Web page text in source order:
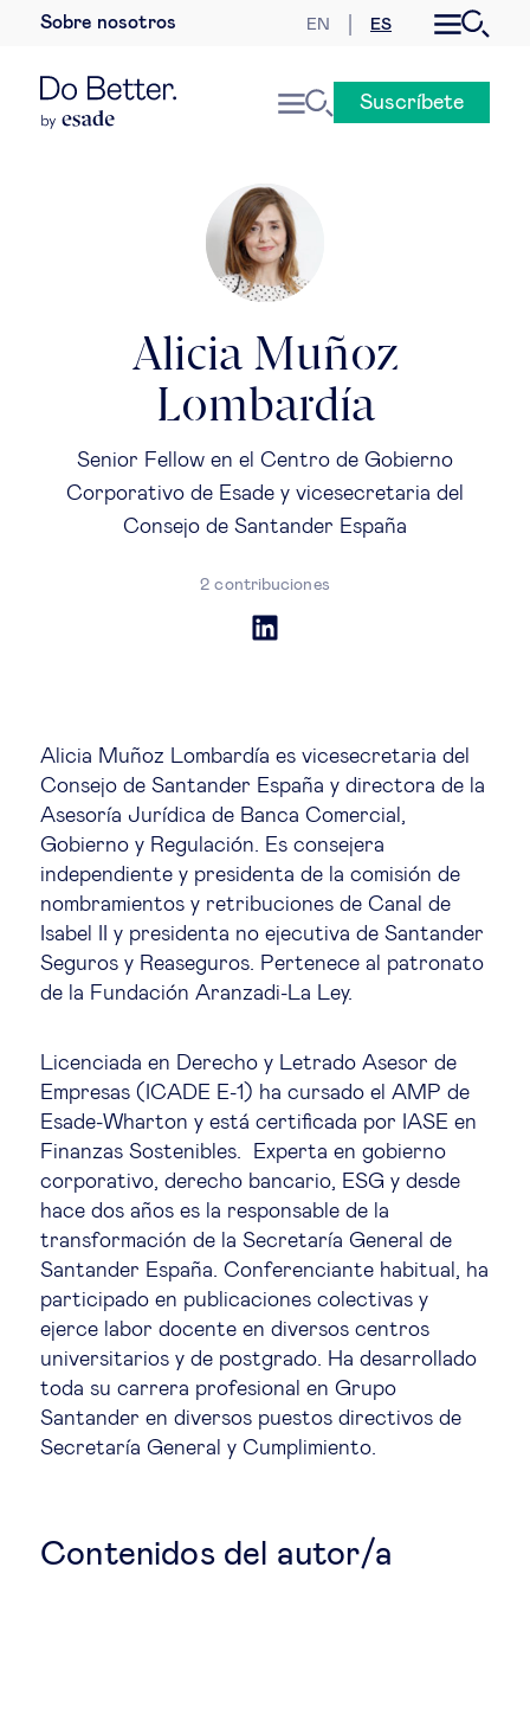
Sobre nosotros EN ES
Economía internacional
Geopolítica & riesgos globales
Gobernanza global
Empresa
Derecho empresarial
Estrategia & modelos de negocio
Mujeres & negocios
Innovación y tecnología
Cambio tecnológico &
transformación digital
Datos & ciencias del comportamiento
Educación del futuro
Emprendimiento
Tecnología jurídica
Social
Cohesión social & integración
Gestión de la diversidad
Tecnología & personas
Suscríbete
Alicia Muñoz
Lombardía
Senior Fellow en el Centro de Gobierno
Corporativo de Esade y vicesecretaria del
Consejo de Santander España
2 contribuciones
Alicia Muñoz Lombardía es vicesecretaria del
Consejo de Santander España y directora de la
Asesoría Jurídica de Banca Comercial,
Gobierno y Regulación. Es consejera
independiente y presidenta de la comisión de
nombramientos y retribuciones de Canal de
Isabel II y presidenta no ejecutiva de Santander
Seguros y Reaseguros. Pertenece al patronato
de la Fundación Aranzadi-La Ley.
Licenciada en Derecho y Letrado Asesor de
Empresas (ICADE E-1) ha cursado el AMP de
Esade-Wharton y está certificada por IASE en
Finanzas Sostenibles. Experta en gobierno
corporativo, derecho bancario, ESG y desde
hace dos años es la responsable de la
transformación de la Secretaría General de
Santander España. Conferenciante habitual, ha
participado en publicaciones colectivas y
ejerce labor docente en diversos centros
universitarios y de postgrado. Ha desarrollado
toda su carrera profesional en Grupo
Santander en diversos puestos directivos de
Secretaría General y Cumplimiento.
Contenidos del autor/a